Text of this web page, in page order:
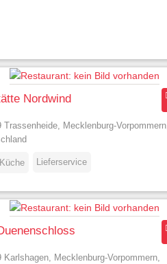
Nordwind
Trassenheide, Mecklenburg-Vorpommern,
Lieferservice
Karlshagen, Mecklenburg-Vorpommern,